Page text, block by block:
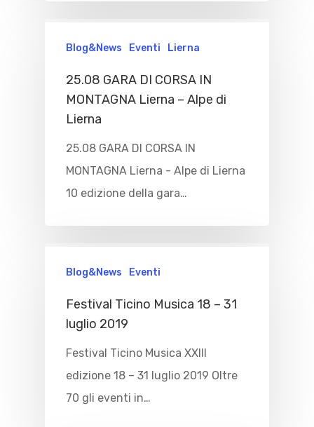
Blog&News Eventi Lierna
25.08 GARA DI CORSA IN
MONTAGNA Lierna – Alpe di
Lierna
25.08 GARA DI CORSA IN
MONTAGNA Lierna - Alpe di Lierna
10 edizione della gara…
Blog&News Eventi
Festival Ticino Musica 18 – 31
luglio 2019
Festival Ticino Musica XXIII
edizione 18 – 31 luglio 2019 Oltre
70 gli eventi in…